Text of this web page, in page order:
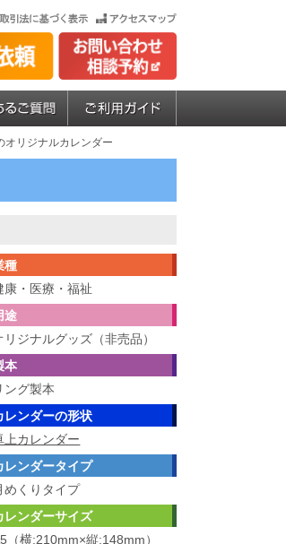
オリジナルカレンダー
種
康・医療・福祉
途
リジナルグッズ（非売品）
本
ング製本
レンダーの形状
上カレンダー
レンダータイプ
めくりタイプ
レンダーサイズ
（横:210mm×縦:148mm）